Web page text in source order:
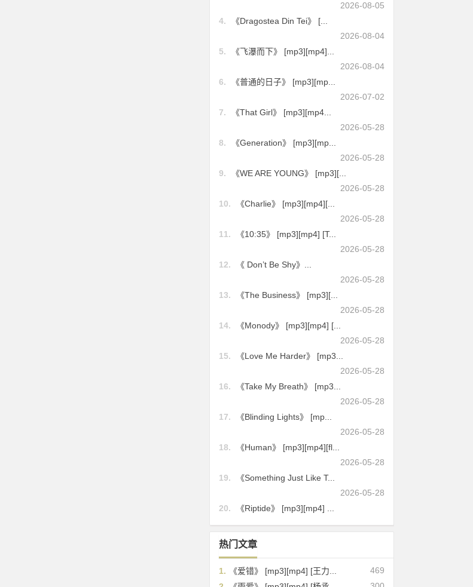
2026-08-05
4.
《Dragostea Din Tei》 [...
2026-08-04
5.
《飞瀑而下》 [mp3][mp4]...
2026-08-04
6.
《普通的日子》 [mp3][mp...
2026-07-02
7.
《That Girl》 [mp3][mp4...
2026-05-28
8.
《Generation》 [mp3][mp...
2026-05-28
9.
《WE ARE YOUNG》 [mp3][...
2026-05-28
10.
《Charlie》 [mp3][mp4][...
2026-05-28
11.
《10:35》 [mp3][mp4] [T...
2026-05-28
12.
《 Don’t Be Shy》...
2026-05-28
13.
《The Business》 [mp3][...
2026-05-28
14.
《Monody》 [mp3][mp4] [...
2026-05-28
15.
《Love Me Harder》 [mp3...
2026-05-28
16.
《Take My Breath》 [mp3...
2026-05-28
17.
《Blinding Lights》 [mp...
2026-05-28
18.
《Human》 [mp3][mp4][fl...
2026-05-28
19.
《Something Just Like T...
2026-05-28
20.
《Riptide》 [mp3][mp4] ...
热门文章
469
1.
《爱错》 [mp3][mp4] [王力...